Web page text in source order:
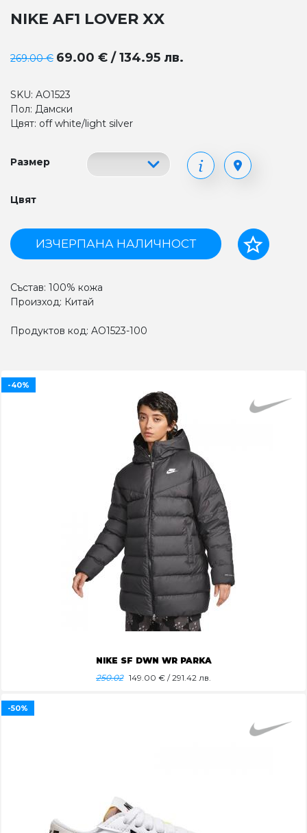
NIKE AF1 LOVER XX
269.00 € 69.00 € / 134.95 лв.
SKU: AO1523
Пол: Дамски
Цвят: off white/light silver
Размер
Цвят
ИЗЧЕРПАНА НАЛИЧНОСТ
Състав: 100% кожа
Произход: Китай
Продуктов код: AO1523-100
NIKE SF DWN WR PARKA
250.02 149.00 € / 291.42 лв.
-40%
-50%